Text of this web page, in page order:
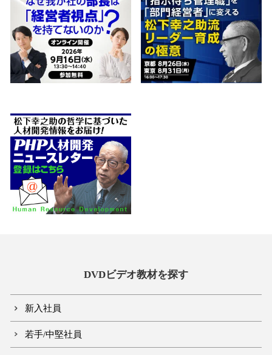
DVDビデオ教材を探す
新入社員
若手/中堅社員